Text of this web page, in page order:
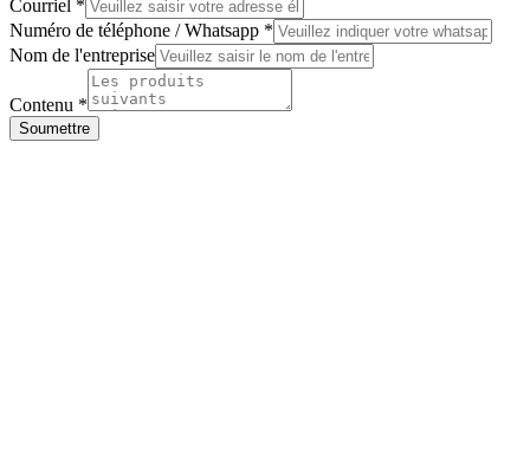
Courriel *
Numéro de téléphone / Whatsapp *
Nom de l'entreprise
du
contenu
Whatsapp
Contenu *
Soumettre